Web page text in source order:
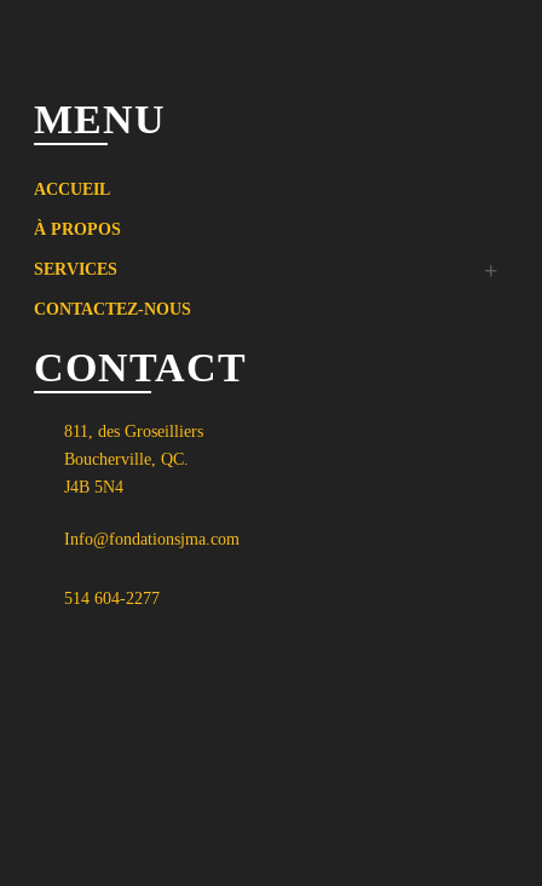
MENU
ACCUEIL
À PROPOS
SERVICES
CONTACTEZ-NOUS
CONTACT
811, des Groseilliers
Boucherville, QC.
J4B 5N4
Info@fondationsjma.com
514 604-2277